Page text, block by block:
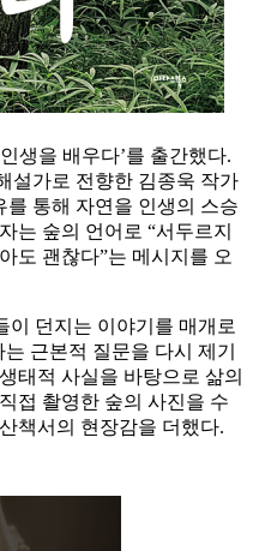
생을 배우다’를 출간했다.
설가로 전향한 김종욱 작가
를 통해 자연을 인생의 스승
는 숲의 언어로 “서두르지
도 괜찮다”는 메시지를 오
이 던지는 이야기를 매개로
근본적 질문을 다시 제기
태적 사실을 바탕으로 삶의
접 촬영한 숲의 사진을 수
책서의 현장감을 더했다.